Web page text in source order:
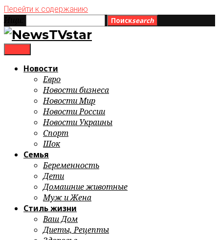
Перейти к содержанию
Поискsearch
Новости
Евро
Новости бизнеса
Новости Мир
Новости России
Новости Украины
Спорт
Шок
Семья
Беременность
Дети
Домашние животные
Муж и Жена
Стиль жизни
Ваш Дом
Диеты, Рецепты